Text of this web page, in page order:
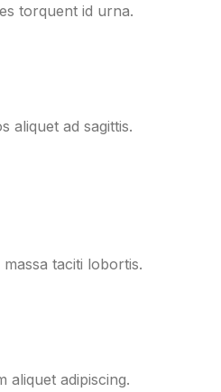
torquent id urna.
aliquet ad sagittis.
taciti lobortis.
aliquet adipiscing.